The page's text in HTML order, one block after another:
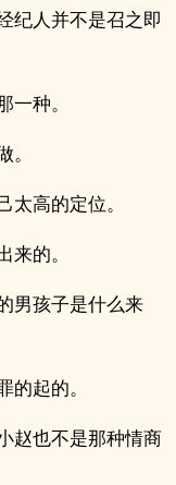
纪人并不是召之即
种。
高的定位。
的。
男孩子是什么来
起的。
赵也不是那种情商